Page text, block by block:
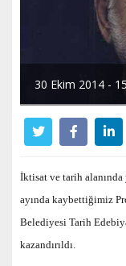
30 Ekim 2014 -
İktisat ve tarih
ayında kaybettiğimiz
Belediyesi Tarih
kazandırıldı.